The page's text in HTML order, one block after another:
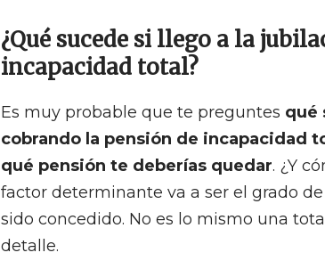
¿Qué sucede si llego a la
incapacidad total?
Es muy probable que te preguntes qué
cobrando la pensión de incapacidad
qué pensión te deberías quedar. ¿Y
factor determinante va a ser el grado
sido concedido. No es lo mismo una
detalle.